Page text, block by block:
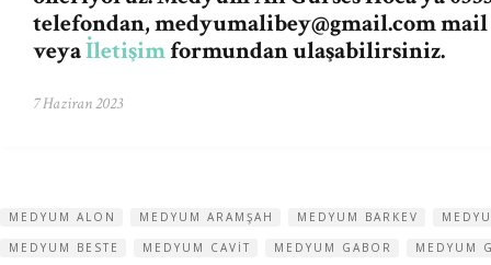
telefondan,medyumalibey@gmail.commail
veyaİletişimformundan ulaşabilirsiniz.
7 Haziran 2023
MEDYUM ALON MEDYUM ARAMŞAH MEDYUM BARKEV
MEDYUM BESTE
MEDYUM CAVIT MEDYUM GABOR
MEDYUM